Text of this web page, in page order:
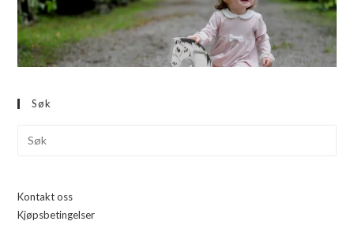
Søk
Kontakt oss
Kjøpsbetingelser